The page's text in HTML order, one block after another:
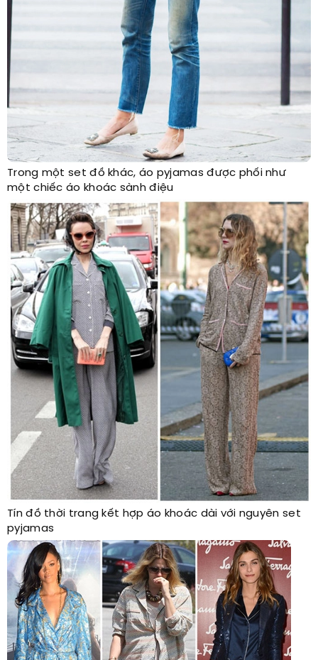
Trong một set đồ khác, áo pyjamas được phối như
một chiếc áo khoác sành điệu
Tín đồ thời trang kết hợp áo khoác dài với nguyên set
pyjamas